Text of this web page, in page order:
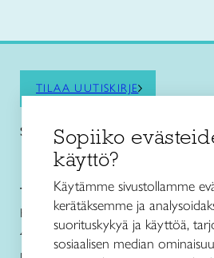
TILAA UUTISKIRJE
Saat kiinnostavimmat vinkit ja pysyt
Taito Keski-Suomi ry
Kivääritehtaankatu 6, G-rappu
40100 JYVÄSKYLÄ
puh. 050 4130 993
Sopiiko
käyttö?
Käytämme sivustollamme
kerätäksemme ja
suorituskykyä ja käyttöä,
sosiaalisen median